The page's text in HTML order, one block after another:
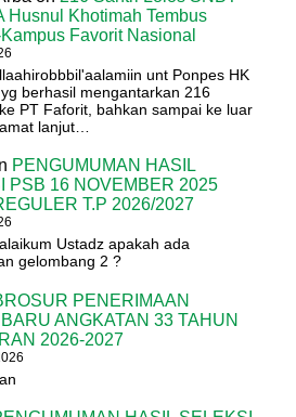
Husnul Khotimah Tembus
Favorit Nasional
unt Ponpes HK
berhasil mengantarkan 216
PT Faforit, bahkan sampai ke luar
lanjut…
PENGUMUMAN HASIL
PSB 16 NOVEMBER 2025
T.P 2026/2027
Ustadz apakah ada
gelombang 2 ?
PENERIMAAN
ANGKATAN 33 TAHUN
2026-2027